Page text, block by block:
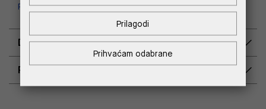
Replay Outlet Store, Split
DOSTAVA
POVRAT I ZAMJENA
Prihvaćam odabrane
Prilagodi